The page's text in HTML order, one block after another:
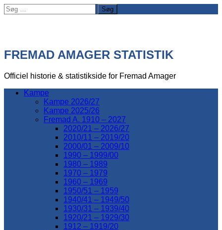
Søg
efter:
FREMAD AMAGER STATISTIK
Officiel historie & statistikside for Fremad Amager
Kampe
Kampe 2026/27
Kampe 2025/26
Fremad A. 1910 – 2027
2020/21 – 2026/27
2010/11 – 2019/20
2000/01 – 2009/10
1990 – 1999/00
1980 – 1989
1970 – 1979
1960 – 1969
1950/51 – 1959
1940/41 – 1949/50
1930/31 – 1939/40
1920/21 – 1929/30
1912 – 1919/20